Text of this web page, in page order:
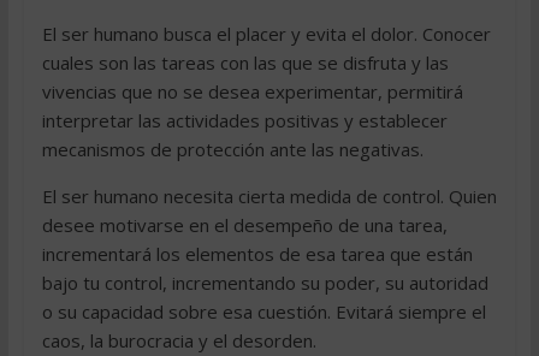
El ser humano busca el placer y evita el dolor. Conocer
cuales son las tareas con las que se disfruta y las
vivencias que no se desea experimentar, permitirá
interpretar las actividades positivas y establecer
mecanismos de protección ante las negativas.
El ser humano necesita cierta medida de control. Quien
desee motivarse en el desempeño de una tarea,
incrementará los elementos de esa tarea que están
bajo tu control, incrementando su poder, su autoridad
o su capacidad sobre esa cuestión. Evitará siempre el
caos, la burocracia y el desorden.